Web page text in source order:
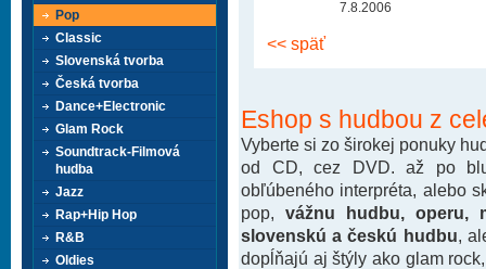
7.8.2006
<< späť
Eshop s hudbou z
Vyberte si zo širokej ponuky
od CD, cez DVD. až po
obľúbeného interpréta, alebo
pop, vážnu hudbu, operu,
slovenskú a českú hudbu ,
dopĺňajú aj štýly ako glam
Pop
Classic
Slovenská tvorba
Česká tvorba
Dance+Electronic
Glam Rock
Soundtrack-Filmová
hudba
Jazz
Rap+Hip Hop
R&B
Oldies